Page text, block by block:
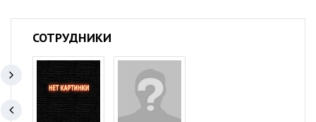
СОТРУДНИКИ